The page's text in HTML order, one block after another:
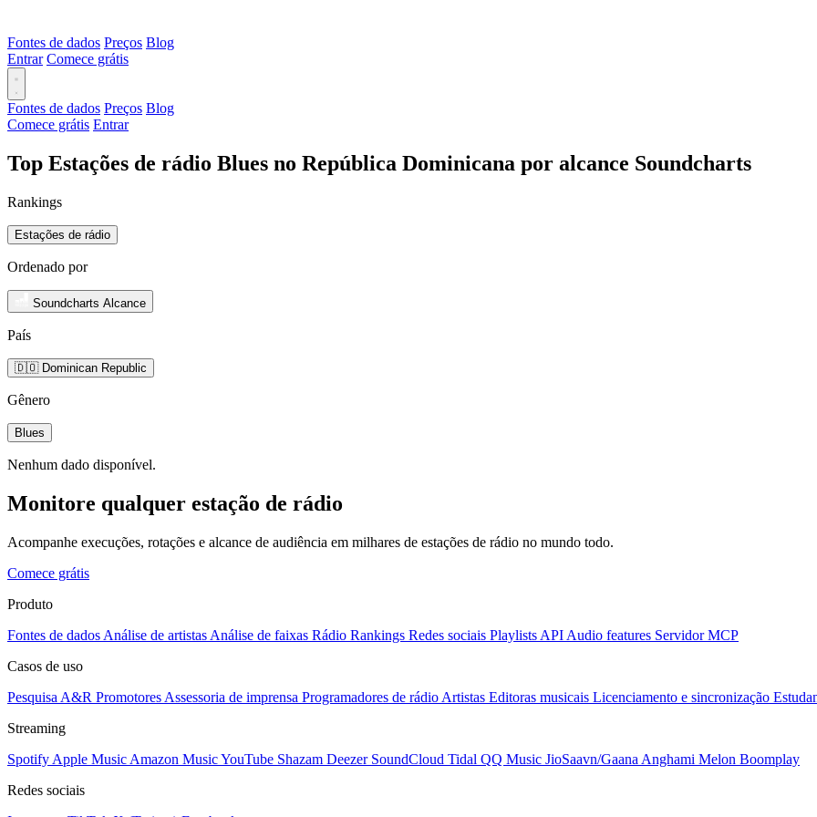
Fontes de dados Preços Blog
Entrar Comece grátis
Fontes de dados Preços Blog
Comece grátis Entrar
Top Estações de rádio Blues no República Dominicana por alcance Soundcharts
Rankings
Estações de rádio
Ordenado por
Soundcharts Alcance
País
🇩🇴 Dominican Republic
Gênero
Blues
Nenhum dado disponível.
Monitore qualquer estação de rádio
Acompanhe execuções, rotações e alcance de audiência em milhares de estações de rádio no mundo todo.
Comece grátis
Produto
Fontes de dados Análise de artistas Análise de faixas Rádio Rankings Redes sociais Playlists API Audio features Servidor MCP
Casos de uso
Pesquisa A&R Promotores Assessoria de imprensa Programadores de rádio Artistas Editoras musicais Licenciamento e sincronização
Streaming
Spotify Apple Music Amazon MusicYouTube Shazam Deezer SoundCloud Tidal QQ Music JioSaavn/Gaana Anghami Melon Boomplay
Redes sociais